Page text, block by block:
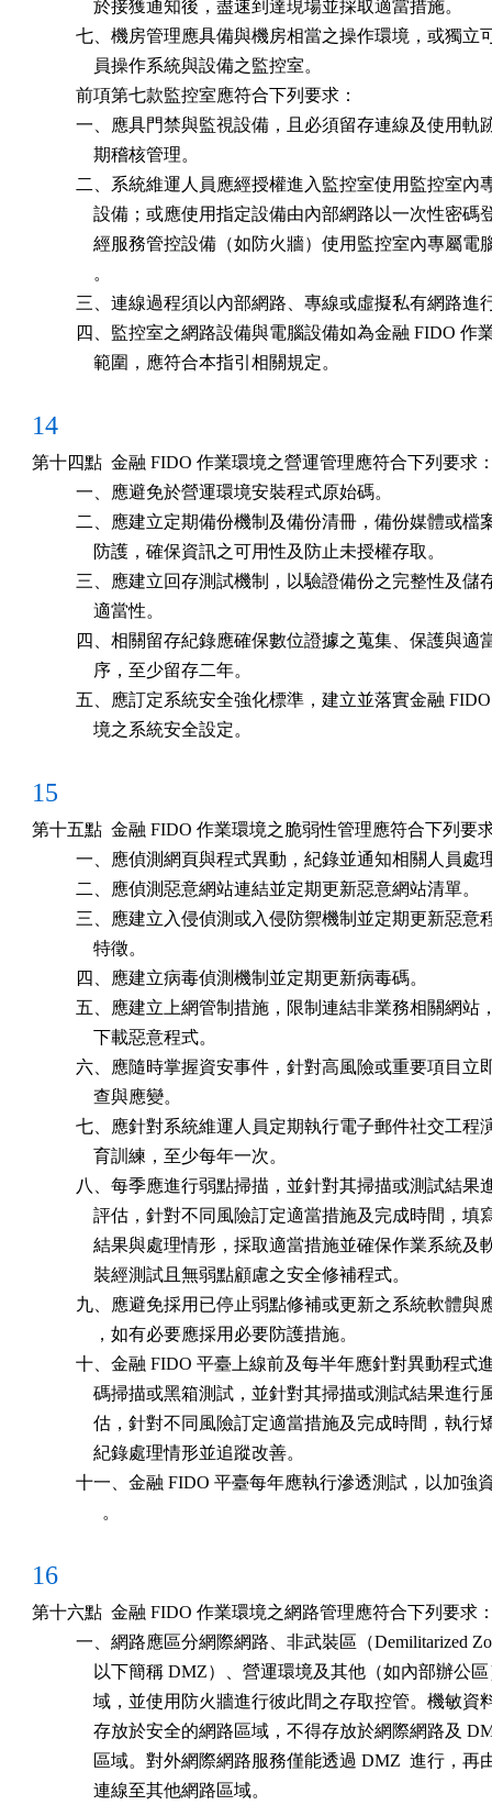
              於接獲通知後，盡速到達現場並採取適當措施。
七、機房管理應具備與機房相當之操作環境，或獨立
              員操作系統與設備之監控室。
          前項第七款監控室應符合下列要求：
一、應具門禁與監視設備，且必須留存連線及使用軌
              期稽核管理。
二、系統維運人員應經授權進入監控室使用監控室內
設備；或應使用指定設備由內部網路以一次性密碼
經服務管控設備（如防火牆）使用監控室內專屬電
              。
三、連線過程須以內部網路、專線或虛擬私有網路進
四、監控室之網路設備與電腦設備如為金融 FIDO 作
              範圍，應符合本指引相關規定。
14
第十四點  金融 FIDO 作業環境之營運管理應符合下列要求
          一、應避免於營運環境安裝程式原始碼。
二、應建立定期備份機制及備份清冊，備份媒體或檔
              防護，確保資訊之可用性及防止未授權存取。
三、應建立回存測試機制，以驗證備份之完整性及儲
              適當性。
四、相關留存紀錄應確保數位證據之蒐集、保護與適
              序，至少留存二年。
五、應訂定系統安全強化標準，建立並落實金融
              境之系統安全設定。
15
第十五點  金融 FIDO 作業環境之脆弱性管理應符合下列要
一、應偵測網頁與程式異動，紀錄並通知相關人員處
          二、應偵測惡意網站連結並定期更新惡意網站清單。
三、應建立入侵偵測或入侵防禦機制並定期更新惡意
              特徵。
          四、應建立病毒偵測機制並定期更新病毒碼。
五、應建立上網管制措施，限制連結非業務相關網站
              下載惡意程式。
六、應隨時掌握資安事件，針對高風險或重要項目立
              查與應變。
七、應針對系統維運人員定期執行電子郵件社交工程
              育訓練，至少每年一次。
八、每季應進行弱點掃描，並針對其掃描或測試結果
評估，針對不同風險訂定適當措施及完成時間，填
結果與處理情形，採取適當措施並確保作業系統及
              裝經測試且無弱點顧慮之安全修補程式。
九、應避免採用已停止弱點修補或更新之系統軟體與
              ，如有必要應採用必要防護措施。
十、金融 FIDO 平臺上線前及每半年應針對異動程式
碼掃描或黑箱測試，並針對其掃描或測試結果進行
估，針對不同風險訂定適當措施及完成時間，執行
              紀錄處理情形並追蹤改善。
十一、金融 FIDO 平臺每年應執行滲透測試，以加強
                。
16
第十六點  金融 FIDO 作業環境之網路管理應符合下列要求
一、網路應區分網際網路、非武裝區（Demilitarized
以下簡稱 DMZ）、營運環境及其他（如內部辦公
域，並使用防火牆進行彼此間之存取控管。機敏資
存放於安全的網路區域，不得存放於網際網路及
區域。對外網際網路服務僅能透過 DMZ  進行，
              連線至其他網路區域。